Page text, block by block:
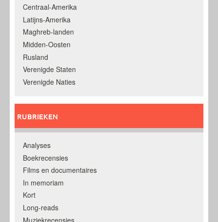
Centraal-Amerika
Latijns-Amerika
Maghreb-landen
Midden-Oosten
Rusland
Verenigde Staten
Verenigde Naties
RUBRIEKEN
Analyses
Boekrecensies
Films en documentaires
In memoriam
Kort
Long-reads
Muziekrecensies